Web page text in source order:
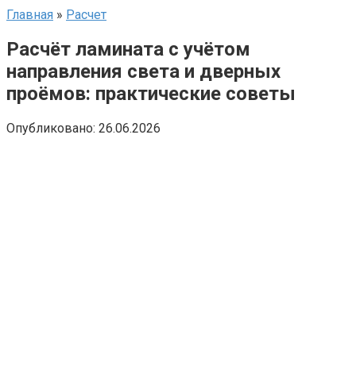
Главная » Расчет
Расчёт ламината с учётом
направления света и дверных
проёмов: практические советы
Опубликовано: 26.06.2026